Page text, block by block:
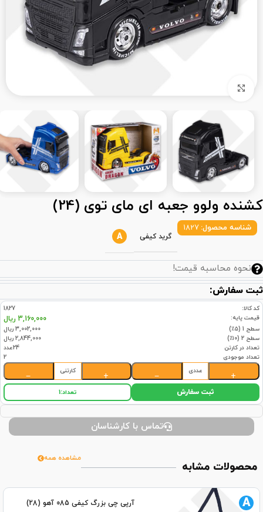
کشنده ولوو جعبه ای مای توی (24)
شناسه محصول: 1827
گرید کیفی A
نحوه محاسبه قیمت!
ثبت سفارش:
کد کالا:
1827
قیمت پایه:
3,160,000 ریال
سطح 1 (۵٪)
3,002,000 ریال
سطح 2 (۱۰٪)
2,844,000 ریال
تعداد در کارتن
24عدد
تعداد موجودی
2
+
عددی
−
+
کارتنی
−
ثبت سفارش تعداد:1
تماس با کارشناسان
محصولات مشابه
مشاهده همه
آرپی چی بزرگ کیفی 085 آهو (28) A